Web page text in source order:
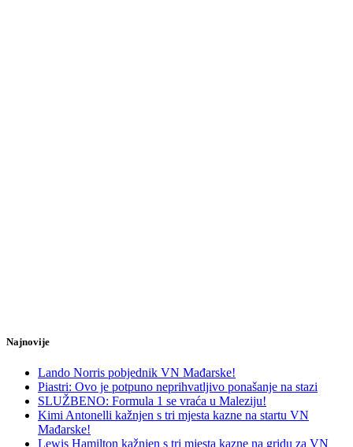
Najnovije
Lando Norris pobjednik VN Mađarske!
Piastri: Ovo je potpuno neprihvatljivo ponašanje na stazi
SLUŽBENO: Formula 1 se vraća u Maleziju!
Kimi Antonelli kažnjen s tri mjesta kazne na startu VN
Mađarske!
Lewis Hamilton kažnjen s tri mjesta kazne na gridu za VN